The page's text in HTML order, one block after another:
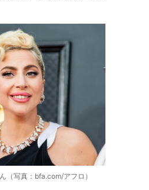
（写真：bfa.com/アフロ）